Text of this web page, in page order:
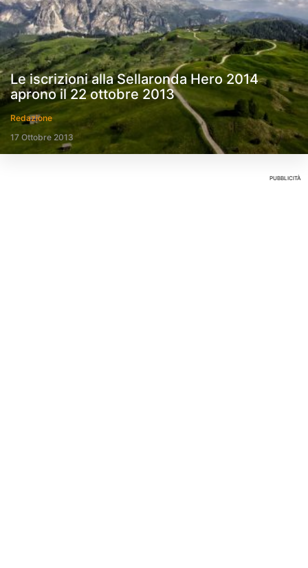
Le iscrizioni alla Sellaronda Hero 2014
aprono il 22 ottobre 2013
Redazione
17 Ottobre 2013
PUBBLICITÀ